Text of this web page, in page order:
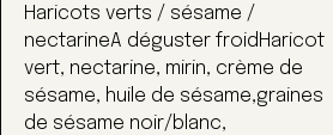
Haricots verts / sésame /
nectarineA déguster froidHaricot
vert, nectarine, mirin, crème de
sésame, huile de sésame,graines
de sésame noir/blanc,